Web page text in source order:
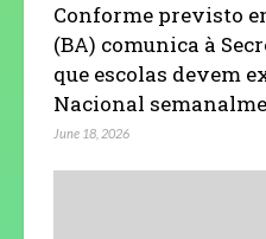
Conforme previsto
(BA) comunica à
que escolas devem
Nacional
June 18, 2026